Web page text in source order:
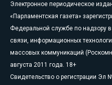
Электронное периодическое
«Парламентская газета»
Федеральной службе по надзору
связи, информационных
массовых коммуникаций
августа 2011 года. 18+
Свидетельство о регистрации Эл